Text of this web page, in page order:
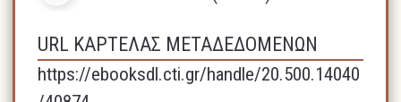
URL ΚΑΡΤΕΛΑΣ ΜΕΤΑΔΕΔΟΜΕΝΩΝ
https://ebooksdl.cti.gr/handle/20.500.14040